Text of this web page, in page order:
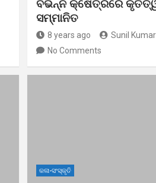
ବିଭିନ୍ନ କ୍ଷେତ୍ରରେ
ସମ୍ମାନିତ
8 years ago
Sunil
No Comments
କଳା-ସଂସ୍କୃତି